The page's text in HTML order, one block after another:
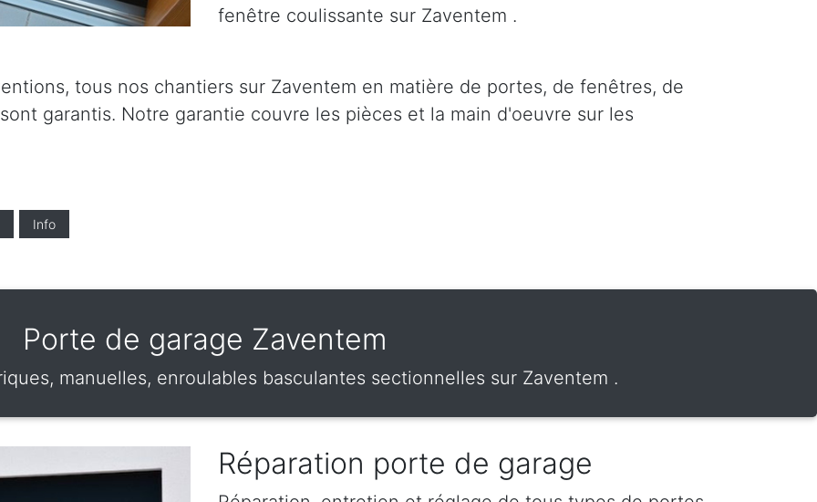
fenêtre coulissante sur Zaventem .
tous nos chantiers sur Zaventem en matière de portes, de fenêtres, de
garantis. Notre garantie couvre les pièces et la main d'oeuvre sur les
Info
Porte de garage Zaventem
manuelles, enroulables basculantes sectionnelles sur Zaventem .
Réparation porte de garage